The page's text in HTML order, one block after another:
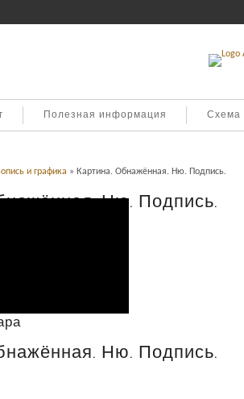
Полезная информация Схема
и графика » Картина. Обнажённая. Ню. Подпись.
Ню. Подпись.
Ню. Подпись.